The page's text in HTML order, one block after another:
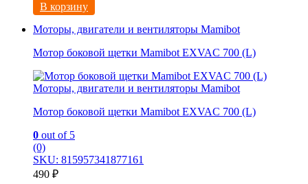
В корзину
Моторы, двигатели и вентиляторы Mamibot
Мотор боковой щетки Mamibot EXVAC 700 (L)
Моторы, двигатели и вентиляторы Mamibot
Мотор боковой щетки Mamibot EXVAC 700 (L)
0 out of 5
(0)
SKU: 815957341877161
490 ₽